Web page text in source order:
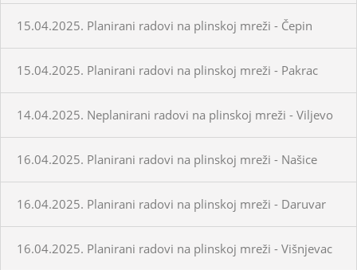
15.04.2025. Planirani radovi na plinskoj mreži - Čepin
15.04.2025. Planirani radovi na plinskoj mreži - Pakrac
14.04.2025. Neplanirani radovi na plinskoj mreži - Viljevo
16.04.2025. Planirani radovi na plinskoj mreži - Našice
16.04.2025. Planirani radovi na plinskoj mreži - Daruvar
16.04.2025. Planirani radovi na plinskoj mreži - Višnjevac